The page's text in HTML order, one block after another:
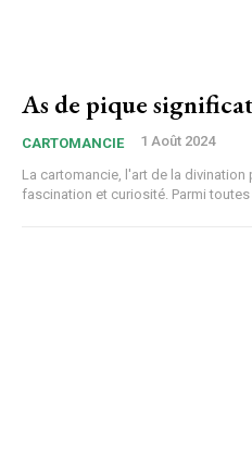
As de pique
CARTOMANCIE 1 Août 2024
La cartomancie, l'art de la
fascination et curiosité. Parmi